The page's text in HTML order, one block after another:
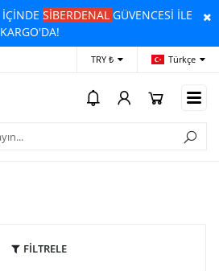
İÇİNDESİBERDENALGÜVENCESİ İLE
KARGO'DA!
Ödeme Bildirimi
TRY ₺ Türkçe
FİLTRELE